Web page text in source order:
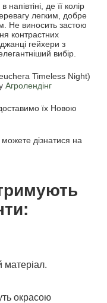
де її колір
легким, добре
Не виносить застою
контрастних
гейхери з
вибір.
Timeless Night)
Агролендінг
їх Новою
дізнатися на
матеріал.
окрасою